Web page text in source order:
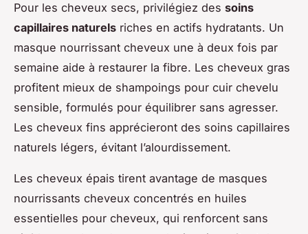
Pour les cheveux secs, privilégiez des soins
capillaires naturels riches en actifs hydratants. Un
masque nourrissant cheveux une à deux fois par
semaine aide à restaurer la fibre. Les cheveux gras
profitent mieux de shampoings pour cuir chevelu
sensible, formulés pour équilibrer sans agresser.
Les cheveux fins apprécieront des soins capillaires
naturels légers, évitant l’alourdissement.
Les cheveux épais tirent avantage de masques
nourrissants cheveux concentrés en huiles
essentielles pour cheveux, qui renforcent sans